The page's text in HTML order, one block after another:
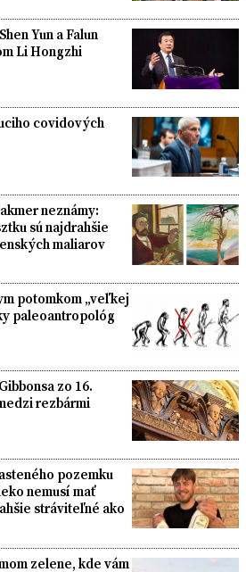
Yun a Falun
Li Hongzhi
covidových
neznámy:
sú najdrahšie
maliarov
potomkom „veľkej
paleoantropológ
zo 16.
rezbármi
pozemku
nemusí mať
stráviteľné ako
zelene, kde vám